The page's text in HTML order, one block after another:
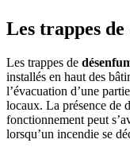
Les trappes de
Les trappes de
installés en haut des
l’évacuation d’une
locaux. La présence de
fonctionnement peut
lorsqu’un incendie se